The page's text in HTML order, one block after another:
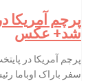
پرچم آمریکا
شد+ عکس
پرچم آمریکا در
سفر باراک اوباما